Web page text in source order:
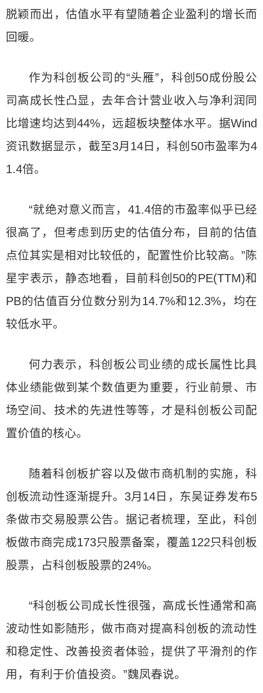
脱颖而出，估值水平有望随着企业盈利的增长而
回暖。
作为科创板公司的“头雁”，科创50成份股公
司高成长性凸显，去年合计营业收入与净利润同
比增速均达到44%，远超板块整体水平。据Wind
资讯数据显示，截至3月14日，科创50市盈率为4
1.4倍。
“就绝对意义而言，41.4倍的市盈率似乎已经
很高了，但考虑到历史的估值分布，目前的估值
点位其实是相对比较低的，配置性价比较高。”陈
星宇表示，静态地看，目前科创50的PE(TTM)和
PB的估值百分位数分别为14.7%和12.3%，均在
较低水平。
何力表示，科创板公司业绩的成长属性比具
体业绩能做到某个数值更为重要，行业前景、市
场空间、技术的先进性等等，才是科创板公司配
置价值的核心。
随着科创板扩容以及做市商机制的实施，科
创板流动性逐渐提升。3月14日，东吴证券发布5
条做市交易股票公告。据记者梳理，至此，科创
板做市商完成173只股票备案，覆盖122只科创板
股票，占科创板股票的24%。
“科创板公司成长性很强，高成长性通常和高
波动性如影随形，做市商对提高科创板的流动性
和稳定性、改善投资者体验，提供了平滑剂的作
用，有利于价值投资。”魏凤春说。